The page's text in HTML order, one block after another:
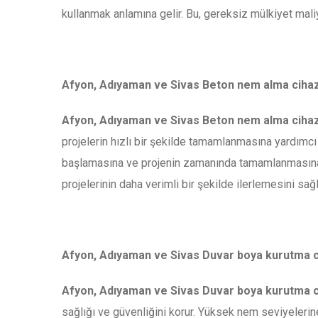
kullanmak anlamına gelir. Bu, gereksiz mülkiyet
Afyon, Adıyaman ve Sivas Beton nem alma
Afyon, Adıyaman ve Sivas Beton nem alma
projelerin hızlı bir şekilde tamamlanmasına
başlamasına ve projenin zamanında
projelerinin daha verimli bir şekilde ilerlemesini
Afyon, Adıyaman ve Sivas Duvar boya kurutma
Afyon, Adıyaman ve Sivas Duvar boya kurutma
sağlığı ve güvenliğini korur. Yüksek nem